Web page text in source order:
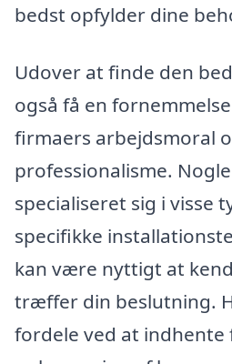
bedst opfylder dine
Udover at finde den
også få en
firmaers arbejdsmoral
professionalisme.
specialiseret sig i visse
specifikke
kan være nyttigt at
træffer din beslutning.
fordele ved at indhente